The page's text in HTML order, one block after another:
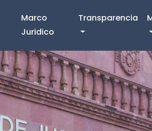
Marco
Juridico
Transparencia